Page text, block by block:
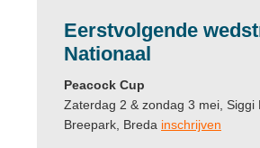
Eerstvolgende
Nationaal
Peacock Cup
Zaterdag 2 & zondag 3 mei, Siggi
Breepark, Breda inschrijven